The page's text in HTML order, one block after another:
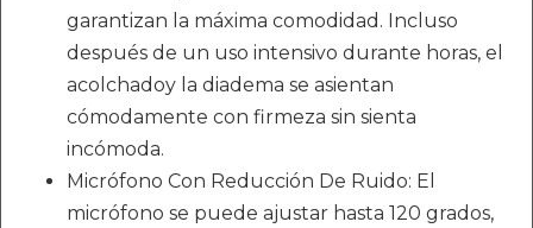
garantizan la máxima comodidad. Incluso
después de un uso intensivo durante horas, el
acolchadoy la diadema se asientan
cómodamente con firmeza sin sienta
incómoda.
Micrófono Con Reducción De Ruido: El
micrófono se puede ajustar hasta 120 grados,